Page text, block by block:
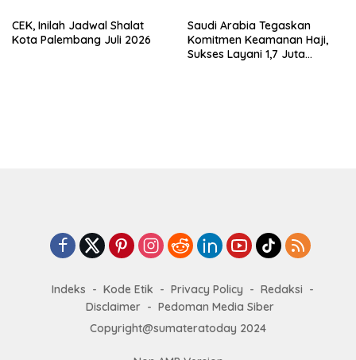
CEK, Inilah Jadwal Shalat
Kota Palembang Juli 2026
Saudi Arabia Tegaskan
Komitmen Keamanan Haji,
Sukses Layani 1,7 Juta
Indeks Kode Etik Privacy Policy
Redaksi
Disclaimer
Pedoman Media Siber
Copyright@sumateratoday 2024